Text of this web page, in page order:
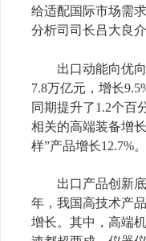
给适配国际市场需
分析司司长吕大良介
出口动能向优向
7.8万亿元，增长
同期提升了1.2个百
相关的高端装备增
样”产品增长12.7%。
出口产品创新底
年，我国高技术产
增长。其中，高端